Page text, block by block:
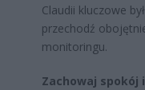
Claudii kluczowe
przechodź
monitoringu.
Zachowaj spokój